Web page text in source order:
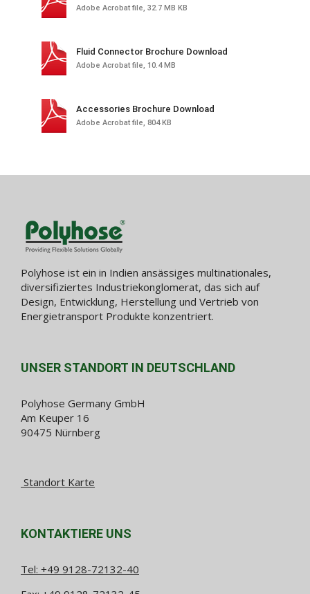
Adobe Acrobat file, 32.7 MB KB
Fluid Connector Brochure Download
Adobe Acrobat file, 10.4 MB
Accessories Brochure Download
Adobe Acrobat file, 804 KB
Polyhose ist ein in Indien ansässiges multinationales,
diversifiziertes Industriekonglomerat, das sich auf
Design, Entwicklung, Herstellung und Vertrieb von
Energietransport Produkte konzentriert.
UNSER STANDORT IN DEUTSCHLAND
Polyhose Germany GmbH
Am Keuper 16
90475 Nürnberg
Standort Karte
KONTAKTIERE UNS
Tel: +49 9128-72132-40